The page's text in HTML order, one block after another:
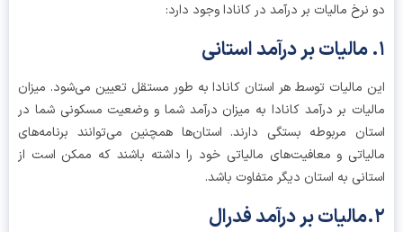
مالیات بر درآمد در کانادا وجود دارد:
مالیات توسط هر استان کانادا به طور مستقل تعیین می‌شود. میزان
بر درآمد کانادا به میزان درآمد شما و وضعیت مسکونی شما در
مربوطه بستگی دارند. استان‌ها همچنین می‌توانند برنامه‌های
و معافیت‌های مالیاتی خود را داشته باشند که ممکن است از
به استان دیگر متفاوت باشد.